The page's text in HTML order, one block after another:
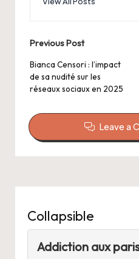
Post
navigation
Previous Post
Bianca Censori : l’impact
de sa nudité sur les
réseaux sociaux en 2025
Leave a
Collapsible
Addiction aux